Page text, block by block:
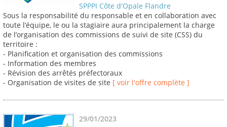
SPPPI Côte d'Opale Flandre
Sous la responsabilité du responsable et en collaboration avec
toute l’équipe, le ou la stagiaire aura principalement la charge
de l’organisation des commissions de suivi de site (CSS) du
territoire :
- Planification et organisation des commissions
- Information des membres
- Révision des arrêtés préfectoraux
- Organisation de visites de site [ voir l'offre complète ]
29/01/2023